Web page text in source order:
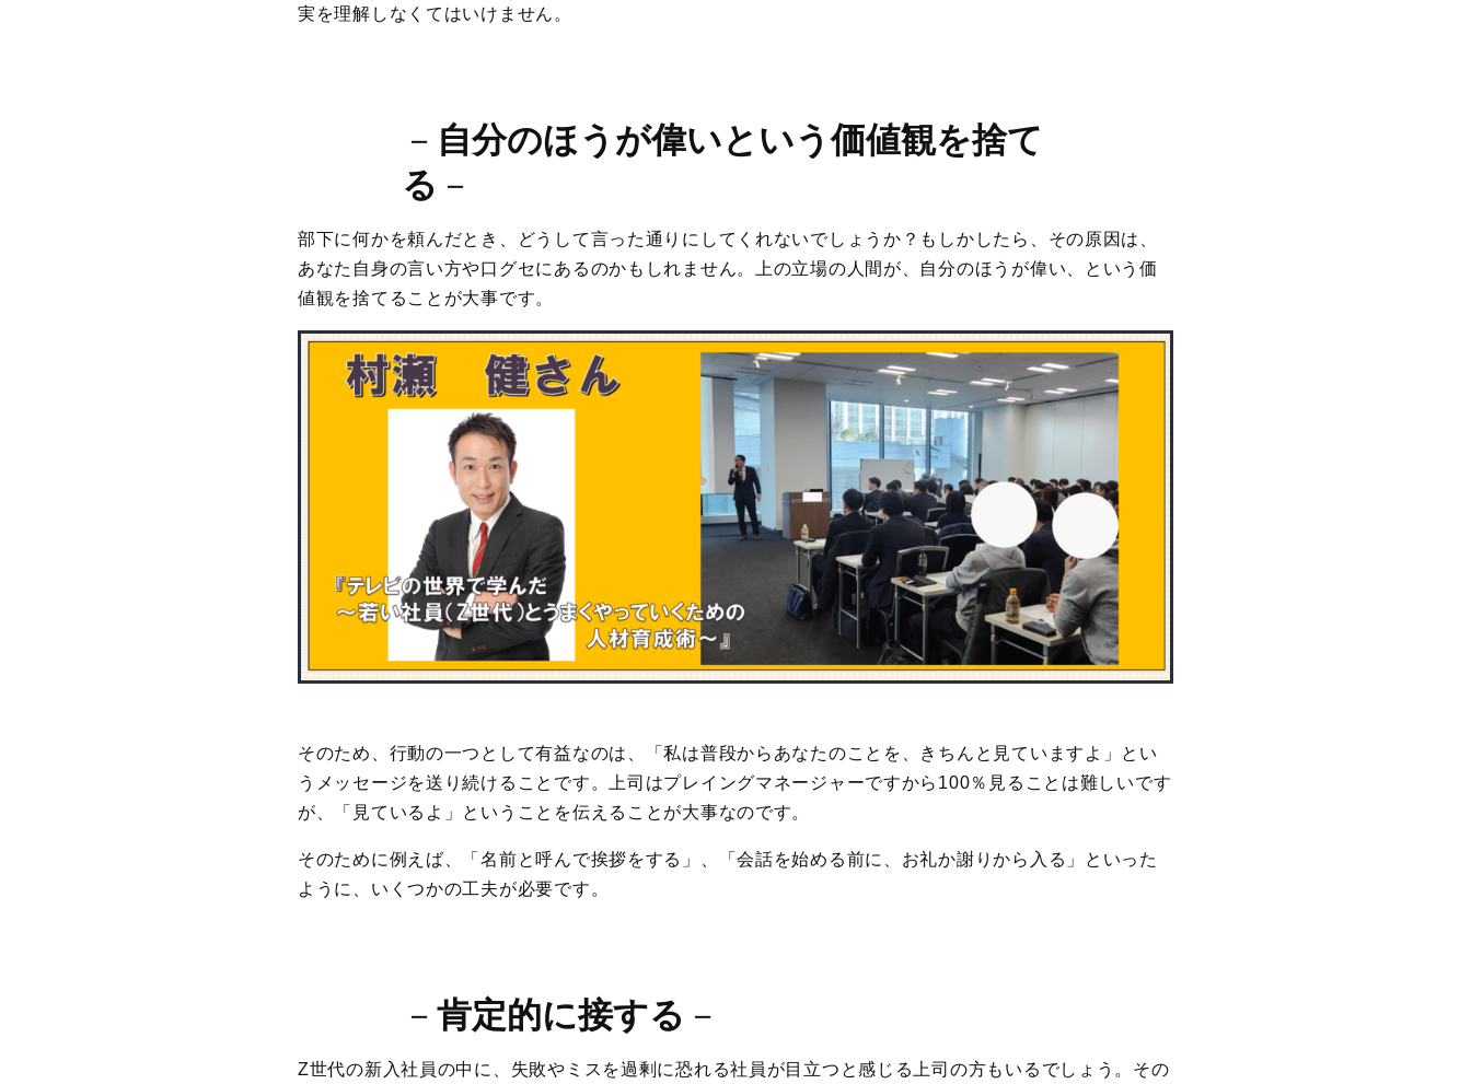
実を理解しなくてはいけません。
－ 自分のほうが偉いという価値観を捨て
る －
部下に何かを頼んだとき、どうして言った通りにしてくれないでしょうか？もしかしたら、その原因は、
あなた自身の言い方や口グセにあるのかもしれません。上の立場の人間が、自分のほうが偉い、という価
値観を捨てることが大事です。
そのため、行動の一つとして有益なのは、「私は普段からあなたのことを、きちんと見ていますよ」とい
うメッセージを送り続けることです。上司はプレイングマネージャーですから100％見ることは難しいです
が、「見ているよ」ということを伝えることが大事なのです。
そのために例えば、「名前と呼んで挨拶をする」、「会話を始める前に、お礼か謝りから入る」といった
ように、いくつかの工夫が必要です。
－ 肯定的に接する －
Z世代の新入社員の中に、失敗やミスを過剰に恐れる社員が目立つと感じる上司の方もいるでしょう。その